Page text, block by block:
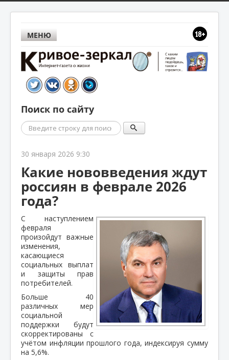
МЕНЮ
Поиск по сайту
Поиск
30 января 2026 9:30
Какие нововведения ждут
россиян в феврале 2026
года?
С наступлением
февраля
произойдут важные
изменения,
касающиеся
социальных выплат
и защиты прав
потребителей.
Больше 40
различных мер
социальной
поддержки будут
скорректированы с
учётом инфляции прошлого года, индексируя сумму
на 5,6%.